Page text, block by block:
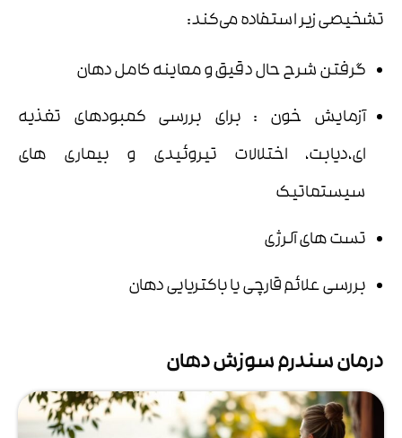
تشخیصی زیر استفاده می‌کند:
گرفتن شرح حال دقیق و معاینه کامل دهان
آزمایش خون : برای بررسی کمبودهای تغذیه
ای،دیابت، اختلالات تیروئیدی و بیماری های
سیستماتیک
تست های آلرژی
بررسی علائم قارچی یا باکتریایی دهان
درمان سندرم سوزش دهان